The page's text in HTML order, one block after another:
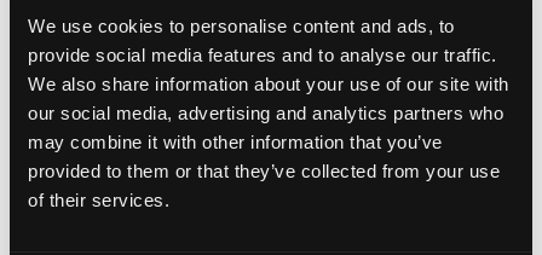
We use cookies to personalise content and ads, to
provide social media features and to analyse our traffic.
We also share information about your use of our site with
our social media, advertising and analytics partners who
may combine it with other information that you’ve
provided to them or that they’ve collected from your use
of their services.
Publicado enDías festivos,Recetas destacadas Etiquetado
comorecetas con mango,recetas de pascua ,recetas
navideñas
Deja un comentario en Incorpora Mangos esta Semana
CONTÁCTENOS
3101 Maguire Blvd, Suite 111,
Orlando, FL 32803